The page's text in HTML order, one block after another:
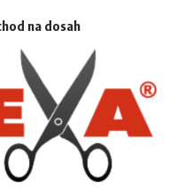
na dosah